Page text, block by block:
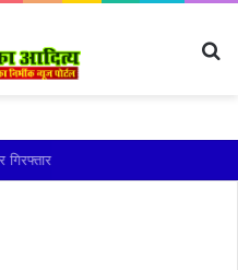
परिवारों ने छोड़े घर